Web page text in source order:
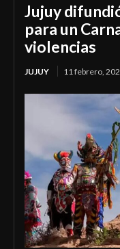
Jujuy
para un
violencias
JUJUY 11 febrero,